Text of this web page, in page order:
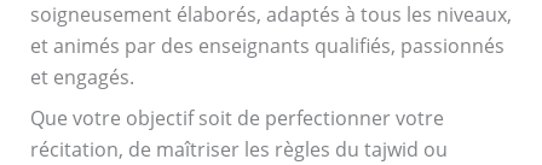
soigneusement élaborés, adaptés à tous les niveaux,
et animés par des enseignants qualifiés, passionnés
et engagés.
Que votre objectif soit de perfectionner votre
récitation, de maîtriser les règles du tajwid ou